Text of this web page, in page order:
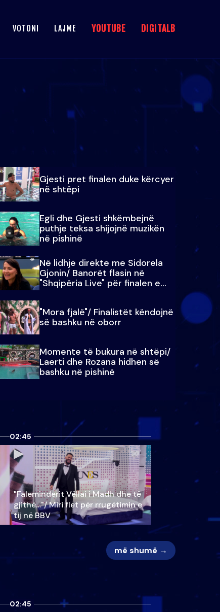
VOTONI LAJME YOUTUBE DIGITALB
Gjesti pret finalen duke kërcyer
në shtëpi
Egli dhe Gjesti shkëmbejnë
puthje teksa shijojnë muzikën
në pishinë
Në lidhje direkte me Sidorela
Gjonin/ Banorët flasin në
"Shqipëria Live" për finalen e
madhe
"Mora fjalë"/ Finalistët këndojnë
së bashku në oborr
Momente të bukura në shtëpi/
Laerti dhe Rozana hidhen së
bashku në pishinë
02:45
"Faleminderit Vëllai i Madh dhe të
gjithë…"/ Miri flet për rrugëtimin e
tij në BBV
më shumë →
02:45